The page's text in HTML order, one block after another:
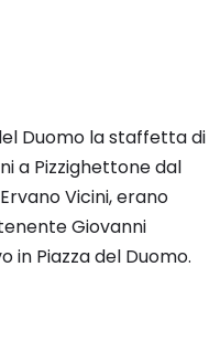
Duomo la staffetta di
a Pizzighettone dal
Vicini, erano
Giovanni
in Piazza del Duomo.